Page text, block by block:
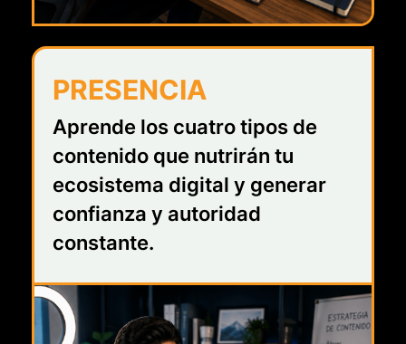
PRESENCIA
Aprende los cuatro tipos de
contenido que nutrirán tu
ecosistema digital y generar
confianza y autoridad
constante.